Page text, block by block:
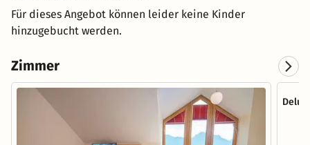
Für dieses Angebot können leider keine Kinder
hinzugebucht werden.
Zimmer